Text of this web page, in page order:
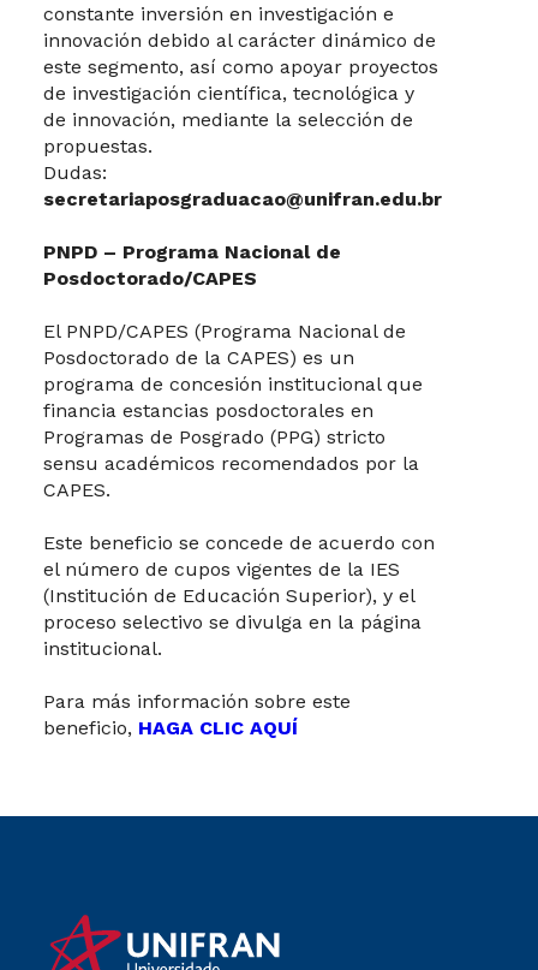
constante inversión en investigación e
innovación debido al carácter dinámico de
este segmento, así como apoyar proyectos
de investigación científica, tecnológica y
de innovación, mediante la selección de
propuestas.
Dudas:
secretariaposgraduacao@unifran.edu.br
PNPD – Programa Nacional de
Posdoctorado/CAPES
El PNPD/CAPES (Programa Nacional de
Posdoctorado de la CAPES) es un
programa de concesión institucional que
financia estancias posdoctorales en
Programas de Posgrado (PPG) stricto
sensu académicos recomendados por la
CAPES.
Este beneficio se concede de acuerdo con
el número de cupos vigentes de la IES
(Institución de Educación Superior), y el
proceso selectivo se divulga en la página
institucional.
Para más información sobre este
beneficio, HAGA CLIC AQUÍ